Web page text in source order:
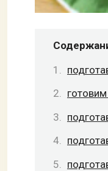
готовим